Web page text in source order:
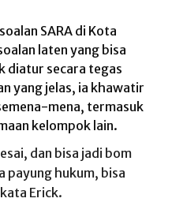
SARA di Kota
laten yang bisa
diatur secara tegas
yang jelas, ia khawatir
mena, termasuk
kelompok lain.
dan bisa jadi bom
payung hukum, bisa
Erick.